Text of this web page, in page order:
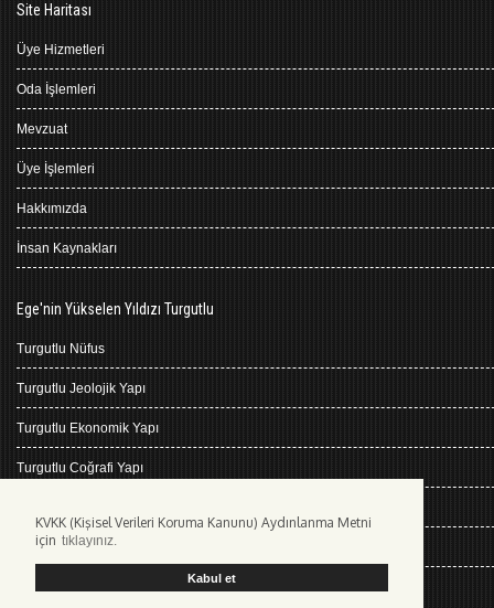
KVKK (Kişisel Verileri Koruma Kanunu) Aydınlanma Metni
için tıklayınız.
Kabul et
Site Haritası
Üye Hizmetleri
Oda İşlemleri
Mevzuat
Üye İşlemleri
Hakkımızda
İnsan Kaynakları
Ege'nin Yükselen Yıldızı Turgutlu
Turgutlu Nüfus
Turgutlu Jeolojik Yapı
Turgutlu Ekonomik Yapı
Turgutlu Coğrafi Yapı
Turgutlu İklimi
Kişisel Verilerin Korunması